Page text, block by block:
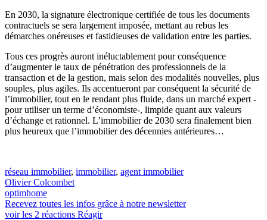
En 2030, la signature électronique certifiée de tous les documents
contractuels se sera largement imposée, mettant au rebus les
démarches onéreuses et fastidieuses de validation entre les parties.
Tous ces progrès auront inéluctablement pour conséquence
d’augmenter le taux de pénétration des professionnels de la
transaction et de la gestion, mais selon des modalités nouvelles, plus
souples, plus agiles. Ils accentueront par conséquent la sécurité de
l’immobilier, tout en le rendant plus fluide, dans un marché expert -
pour utiliser un terme d’économiste-, limpide quant aux valeurs
d’échange et rationnel. L’immobilier de 2030 sera finalement bien
plus heureux que l’immobilier des décennies antérieures…
réseau immobilier, immobilier, agent immobilier
Olivier Colcombet
optimhome
Recevez toutes les infos grâce à notre newsletter
voir les 2 réactions Réagir